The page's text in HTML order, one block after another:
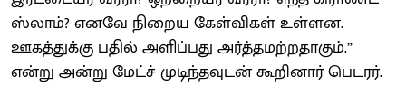
ஸ்லாம்? எனவே நிறைய கேள்விகள் உள்ளன.
ஊகத்துக்கு பதில் அளிப்பது அர்த்தமற்றதாகும்.”
என்று அன்று மேட்ச் முடிந்தவுடன் கூறினார் பெடரர்.